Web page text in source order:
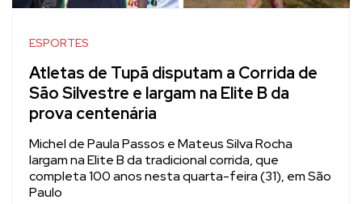
ESPORTES
Atletas de Tupã disputam a Corrida de
São Silvestre e largam na Elite B da
prova centenária
Michel de Paula Passos e Mateus Silva Rocha
largam na Elite B da tradicional corrida, que
completa 100 anos nesta quarta-feira (31), em São
Paulo